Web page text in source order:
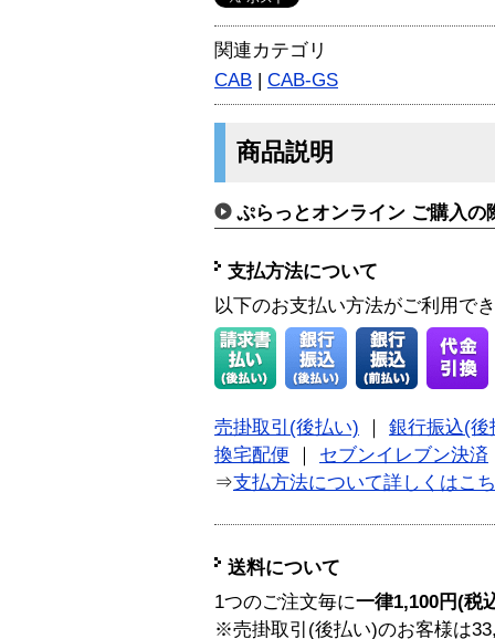
関連カテゴリ
CAB | CAB-GS
商品説明
ぷらっとオンライン ご購入の
支払方法について
以下のお支払い方法がご利用で
売掛取引(後払い)
銀行振込(後
換宅配便
セブンイレブン決済
⇒支払方法について詳しくはこ
送料について
1つのご注文毎に一律1,100円(税
※売掛取引(後払い)のお客様は